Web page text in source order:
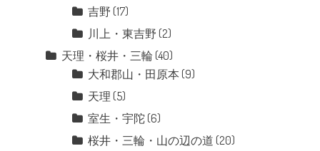
吉野 (17)
川上・東吉野 (2)
天理・桜井・三輪 (40)
大和郡山・田原本 (9)
天理 (5)
室生・宇陀(6)
桜井・三輪・山の辺の道 (20)